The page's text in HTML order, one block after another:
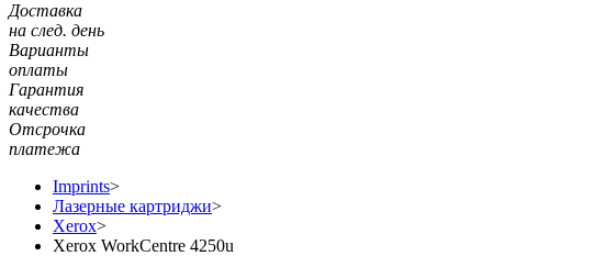
Доставка
на след. день
Варианты
оплаты
Гарантия
качества
Отсрочка
платежа
Imprints>
Лазерные картриджи>
Xerox>
Xerox WorkCentre 4250u